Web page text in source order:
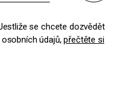
se chcete dozvědět
údajů,přečtěte si